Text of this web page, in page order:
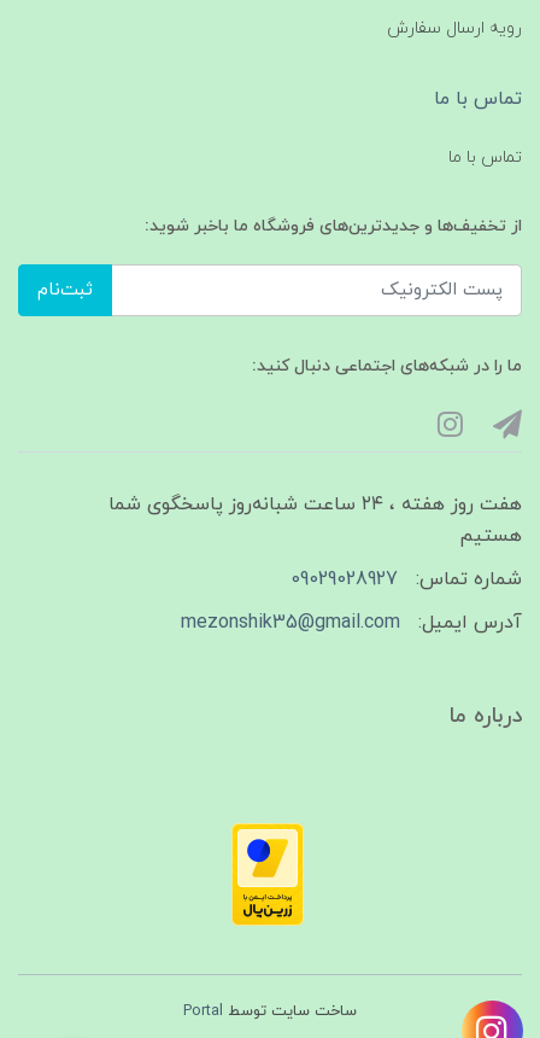
رویه ارسال سفارش
تماس با ما
تماس با ما
از تخفیف‌ها و جدیدترین‌های فروشگاه ما باخبر شوید:
ثبت‌نام
ما را در شبکه‌های اجتماعی دنبال کنید:
هفت روز هفته ، ۲۴ ساعت شبانه‌روز پاسخگوی شما
هستیم
شماره تماس:
09029028927
آدرس ایمیل:
mezonshik35@gmail.com
درباره ما
ساخت سایت توسط Portal